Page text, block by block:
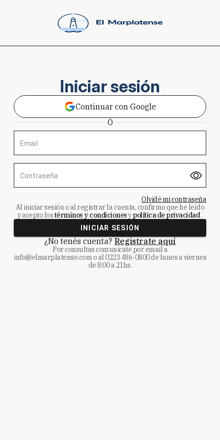
Iniciar sesión
Continuar con Google
Ó
Email
Contraseña
Olvidé mi contraseña
Al iniciar sesión o al registrar la cuenta, confirmo que he leído
y acepto lostérminos y condicionesypolítica de privacidad.
INICIAR SESIÓN
¿No tenés cuenta? Registrate aquí
Por consultas comunicate por email a
info@elmarplatense.como al0223 486-0800de lunes a viernes
de 8:00 a 21hs.